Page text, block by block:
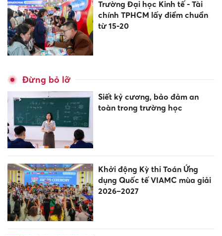
Trường Đại học Kinh tế - Tài
chính TPHCM lấy điểm chuẩn
từ 15-20
Đừng bỏ lỡ
Siết kỷ cương, bảo đảm an
toàn trong trường học
Khởi động Kỳ thi Toán Ứng
dụng Quốc tế VIAMC mùa giải
2026–2027